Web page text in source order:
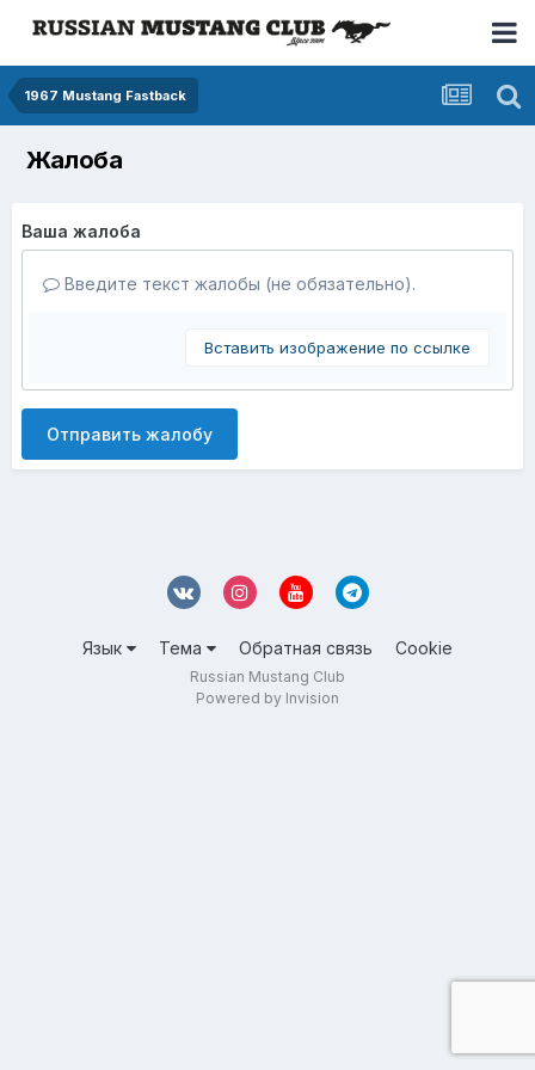
1967 Mustang Fastback
Жалоба
Ваша жалоба
Введите текст жалобы (не обязательно).
Вставить изображение по ссылке
Отправить жалобу
Язык Тема Обратная связь Cookie
Russian Mustang Club
Powered by Invision